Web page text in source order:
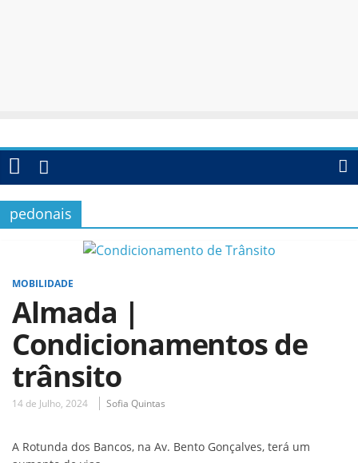
pedonais
MOBILIDADE
Almada |
Condicionamentos de
trânsito
14 de Julho, 2024 Sofia Quintas
A Rotunda dos Bancos, na Av. Bento Gonçalves, terá um